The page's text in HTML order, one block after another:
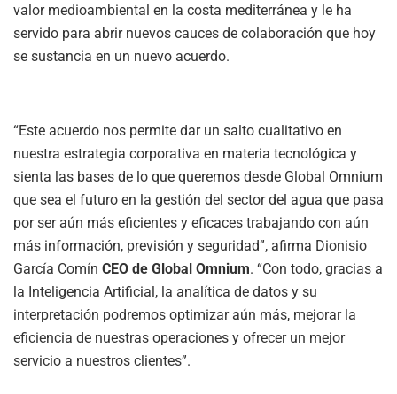
valor medioambiental en la costa mediterránea y le ha
servido para abrir nuevos cauces de colaboración que hoy
se sustancia en un nuevo acuerdo.
“Este acuerdo nos permite dar un salto cualitativo en
nuestra estrategia corporativa en materia tecnológica y
sienta las bases de lo que queremos desde Global Omnium
que sea el futuro en la gestión del sector del agua que pasa
por ser aún más eficientes y eficaces trabajando con aún
más información, previsión y seguridad”, afirma Dionisio
García Comín CEO de Global Omnium. “Con todo, gracias a
la Inteligencia Artificial, la analítica de datos y su
interpretación podremos optimizar aún más, mejorar la
eficiencia de nuestras operaciones y ofrecer un mejor
servicio a nuestros clientes”.